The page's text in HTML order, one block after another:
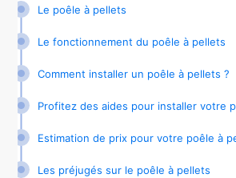
Le poêle à pellets
Le fonctionnement du poêle à pellets
Comment installer un poêle à pellets ?
Profitez des aides pour installer votre
Estimation de prix pour votre poêle à
Les préjugés sur le poêle à pellets